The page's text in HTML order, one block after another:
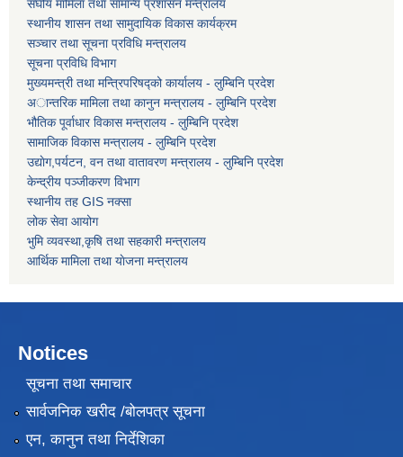
संघीय मामिला तथा सामान्य प्रशासन मन्त्रालय
स्थानीय शासन तथा सामुदायिक विकास कार्यक्रम
सञ्चार तथा सूचना प्रविधि मन्त्रालय
सूचना प्रविधि विभाग
मुख्यमन्त्री तथा मन्त्रिपरिषद्को कार्यालय - लुम्बिनि प्रदेश
अान्तरिक मामिला तथा कानुन मन्त्रालय - लुम्बिनि प्रदेश
भौतिक पूर्वाधार विकास मन्त्रालय - लुम्बिनि प्रदेश
सामाजिक विकास मन्त्रालय - लुम्बिनि प्रदेश
उद्याेग,पर्यटन, वन तथा वातावरण मन्त्रालय - लुम्बिनि प्रदेश
केन्द्रीय पञ्जीकरण विभाग
स्थानीय तह GIS नक्सा
लोक सेवा आयोग
भुमि व्यवस्था,कृषि तथा सहकारी मन्त्रालय
आर्थिक मामिला तथा याेजना मन्त्रालय
Notices
सूचना तथा समाचार
सार्वजनिक खरीद /बोलपत्र सूचना
एन, कानुन तथा निर्देशिका